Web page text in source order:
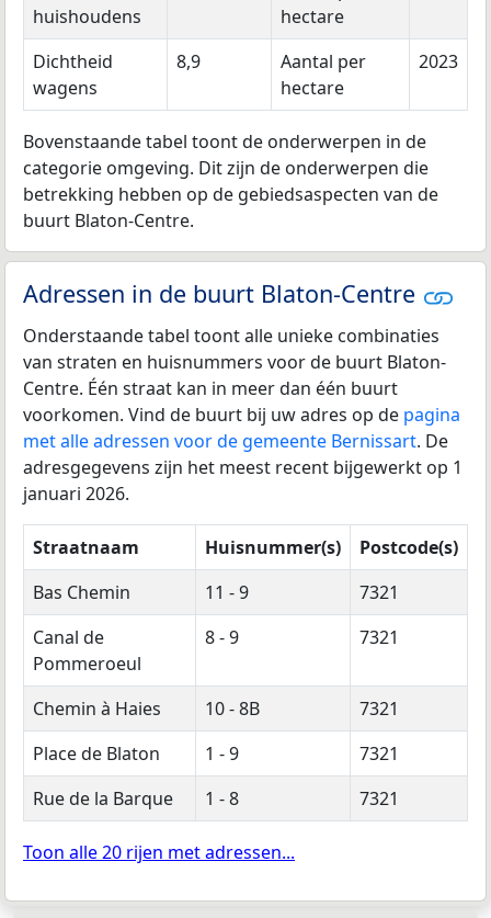
huishoudens
hectare
Dichtheid
wagens
8,9
Aantal per
hectare
2023
Bovenstaande tabel toont de onderwerpen in de
categorie omgeving. Dit zijn de onderwerpen die
betrekking hebben op de gebiedsaspecten van de
buurt Blaton-Centre.
Adressen in de buurt Blaton-Centre
Onderstaande tabel toont alle unieke combinaties
van straten en huisnummers voor de buurt Blaton-
Centre. Één straat kan in meer dan één buurt
voorkomen. Vind de buurt bij uw adres op de pagina
met alle adressen voor de gemeente Bernissart. De
adresgegevens zijn het meest recent bijgewerkt op 1
januari 2026.
Straatnaam Huisnummer(s)
Postcode(s)
Bas Chemin
11 - 9
7321
Canal de
Pommeroeul
8 - 9 7321
Chemin à Haies 10 - 8B
7321
Place de Blaton
1 - 9
7321
Rue de la Barque
1 - 8 7321
Toon alle 20 rijen met adressen...